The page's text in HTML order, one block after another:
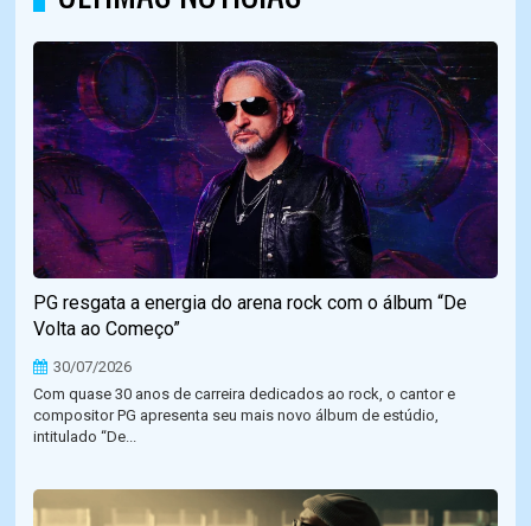
PG resgata a energia do arena rock com o álbum “De
Volta ao Começo”
30/07/2026
Com quase 30 anos de carreira dedicados ao rock, o cantor e
compositor PG apresenta seu mais novo álbum de estúdio,
intitulado “De...